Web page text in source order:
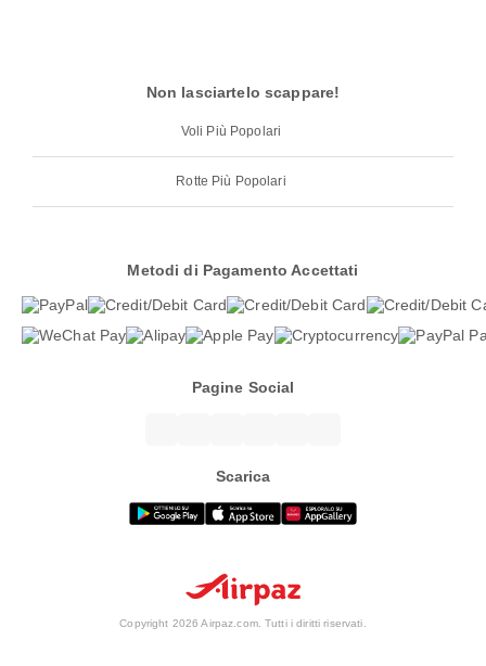
Non lasciartelo scappare!
Voli Più Popolari
Rotte Più Popolari
Metodi di Pagamento Accettati
Pagine Social
Scarica
Copyright 2026 Airpaz.com. Tutti i diritti riservati.